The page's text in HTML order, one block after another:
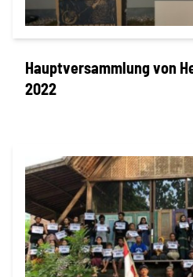
Hauptversammlung von
2022